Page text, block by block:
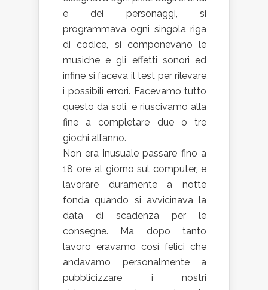
e dei personaggi, si
programmava ogni singola riga
di codice, si componevano le
musiche e gli effetti sonori ed
infine si faceva il test per rilevare
i possibili errori. Facevamo tutto
questo da soli, e riuscivamo alla
fine a completare due o tre
giochi all’anno.
Non era inusuale passare fino a
18 ore al giorno sul computer, e
lavorare duramente a notte
fonda quando si avvicinava la
data di scadenza per le
consegne. Ma dopo tanto
lavoro eravamo così felici che
andavamo personalmente a
pubblicizzare i nostri